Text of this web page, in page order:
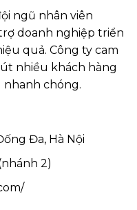
ngũ nhân viên
doanh nghiệp triển
quả. Công ty cam
nhiều khách hàng
chóng.
Đa, Hà Nội
2)